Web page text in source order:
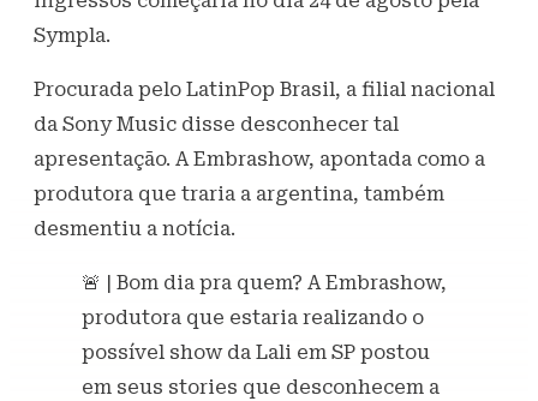
Sympla.
Procurada pelo LatinPop Brasil, a filial nacional
da Sony Music disse desconhecer tal
apresentação. A Embrashow, apontada como a
produtora que traria a argentina, também
desmentiu a notícia.
🚨 | Bom dia pra quem? A Embrashow,
produtora que estaria realizando o
possível show da Lali em SP postou
em seus stories que desconhecem a